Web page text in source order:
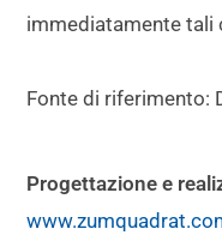
immediatamente tali
Fonte di riferimento:
Progettazione e